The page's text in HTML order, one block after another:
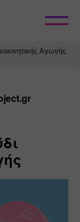
Αγωγής